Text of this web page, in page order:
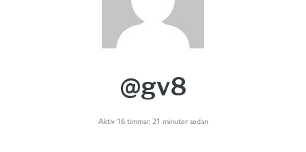
@gv8
Aktiv 16 timmar, 21 minuter sedan